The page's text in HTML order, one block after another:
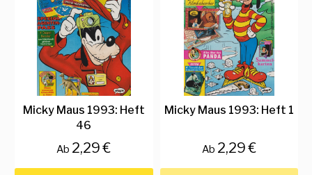
Micky Maus 1993: Heft
46
Ab 2,29 €
Micky Maus 1993: Heft 1
Ab 2,29 €